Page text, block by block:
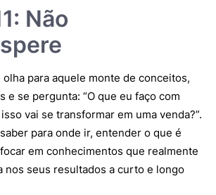
Não
olha para aquele monte de conceitos,
e se pergunta: “O que eu faço com
vai se transformar em uma venda?”.
para onde ir, entender o que é
em conhecimentos que realmente
nos seus resultados a curto e longo